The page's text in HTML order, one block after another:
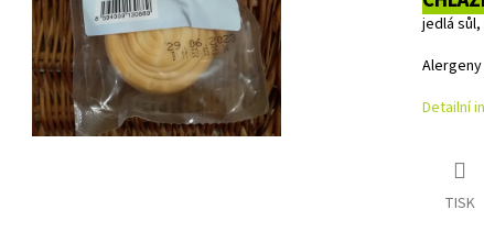
jedlá
Detailní
TISK